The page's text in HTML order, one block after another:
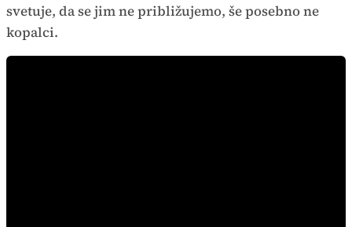
svetuje, da se jim ne približujemo, še posebno ne
kopalci.